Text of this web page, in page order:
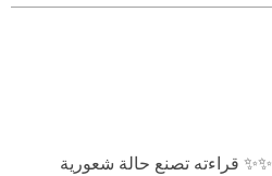
قراءته تصنع حالة شعورية